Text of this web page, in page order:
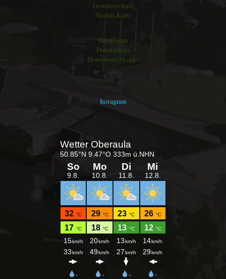
Gewitterschutz
Notfall-Karte
Impressum
Datenschutz
Downloads / Links
Instagram